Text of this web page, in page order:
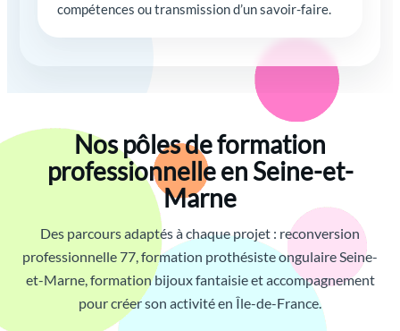
compétences ou transmission d’un savoir-faire.
Nos pôles de formation
professionnelle en Seine-et-
Marne
Des parcours adaptés à chaque projet : reconversion
professionnelle 77, formation prothésiste ongulaire Seine-
et-Marne, formation bijoux fantaisie et accompagnement
pour créer son activité en Île-de-France.